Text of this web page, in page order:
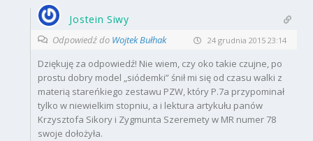
Jostein Siwy
Odpowiedź do Wojtek Bułhak 24 grudnia 2015 23:14
Dziękuję za odpowiedź! Nie wiem, czy oko takie czujne, po
prostu dobry model „siódemki” śnił mi się od czasu walki z
materią stareńkiego zestawu PZW, który P.7a przypominał
tylko w niewielkim stopniu, a i lektura artykułu panów
Krzysztofa Sikory i Zygmunta Szeremety w MR numer 78
swoje dołożyła.